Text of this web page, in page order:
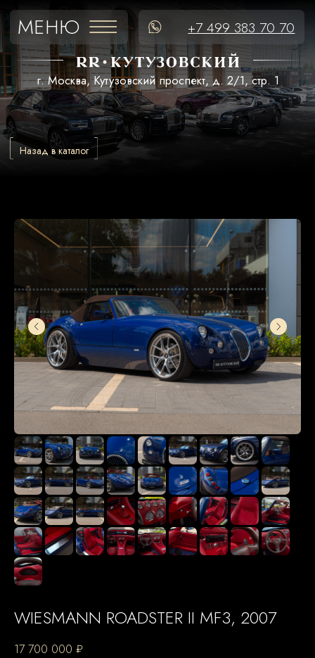
г. Москва, Кутузовский проспект, д. 2/1, стр. 1
МЕНЮ +7 499 383 70 70
Назад в каталог
WIESMANN ROADSTER II MF3, 2007
17 700 000 ₽